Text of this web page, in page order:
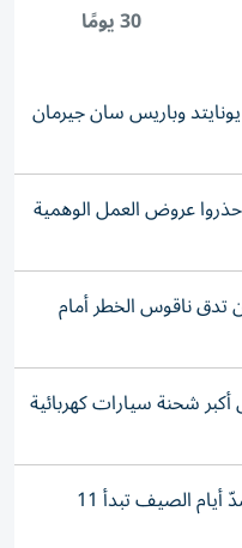
30 يومًا
وباريس سان جيرمان
عروض العمل الوهمية
تدق ناقوس الخطر أمام
شحنة سيارات كهربائية
الإمارات.. «مرخيات القلايد» أشدّ أيام الصيف تبدأ 11